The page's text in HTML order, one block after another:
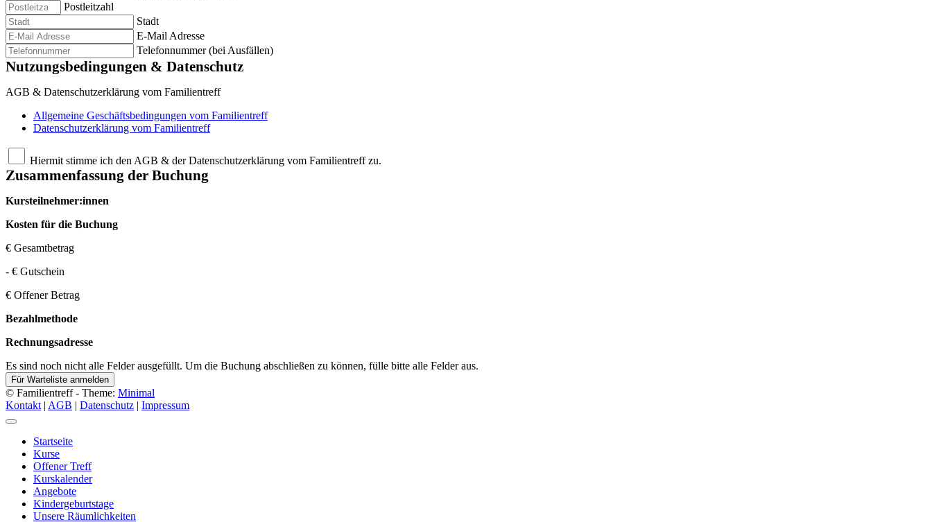
Postleitzahl
Stadt
E-Mail Adresse
Telefonnummer (bei Ausfällen)
Nutzungsbedingungen & Datenschutz
AGB & Datenschutzerklärung vom Familientreff
Allgemeine Geschäftsbedingungen vom Familientreff
Datenschutzerklärung vom Familientreff
Hiermit stimme ich den AGB & der Datenschutzerklärung vom Familientreff zu.
Zusammenfassung der Buchung
Kursteilnehmer:innen
Kosten für die Buchung
€ Gesamtbetrag
- € Gutschein
€ Offener Betrag
Bezahlmethode
Rechnungsadresse
Es sind noch nicht alle Felder ausgefüllt. Um die Buchung abschließen zu können, fülle bitte alle Felder aus.
Für Warteliste anmelden
© Familientreff - Theme: Minimal
Kontakt | AGB | Datenschutz | Impressum
Startseite
Kurse
Offener Treff
Kurskalender
Angebote
Kindergeburtstage
Unsere Räumlichkeiten